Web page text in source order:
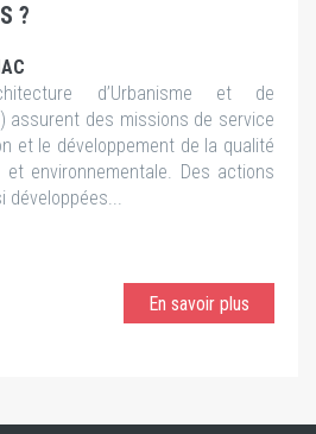
?
d’Urbanisme et de
assurent des missions de service
et le développement de la qualité
et environnementale. Des actions
développées...
En savoir plus